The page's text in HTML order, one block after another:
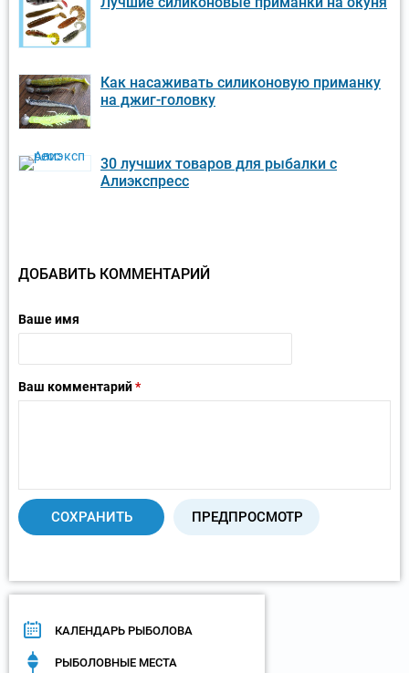
Как насаживать силиконовую приманку
на джиг-головку
30 лучших товаров для рыбалки с
Алиэкспресс
ДОБАВИТЬ КОММЕНТАРИЙ
Ваше имя
Ваш комментарий*
КАЛЕНДАРЬ РЫБОЛОВА
РЫБОЛОВНЫЕ МЕСТА